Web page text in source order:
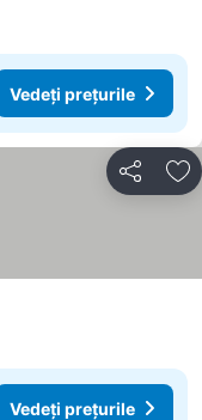
Vedeți prețurile
Distribuiți
Vedeți prețurile